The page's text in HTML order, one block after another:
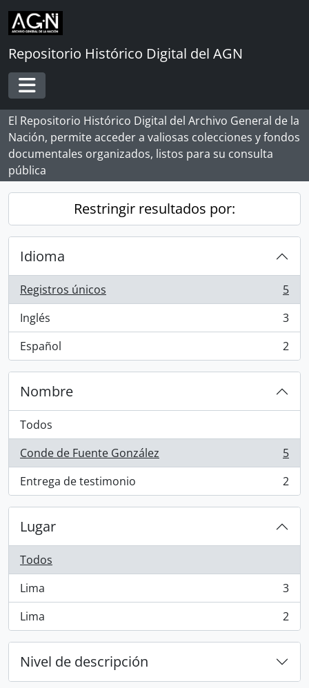
Skip to main content
Repositorio Histórico Digital del AGN
Toggle navigation
El Repositorio Histórico Digital del Archivo General de la
Nación, permite acceder a valiosas colecciones y fondos
documentales organizados, listos para su consulta
pública
Restringir resultados por:
Idioma
Registros únicos
, 5 resultados
5
Inglés
, 3 resultados
3
Español
, 2 resultados 2
Nombre
Todos
Conde de Fuente González
, 5 resultados
5
Entrega de testimonio
, 2 resultados 2
Lugar
Todos
Lima
, 3 resultados
3
Lima
, 2 resultados 2
Nivel de descripción